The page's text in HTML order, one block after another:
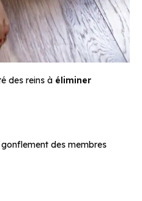
des reins à éliminer
des membres